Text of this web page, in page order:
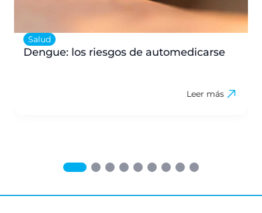
Salud
Dengue: los riesgos de automedicarse
Leer más